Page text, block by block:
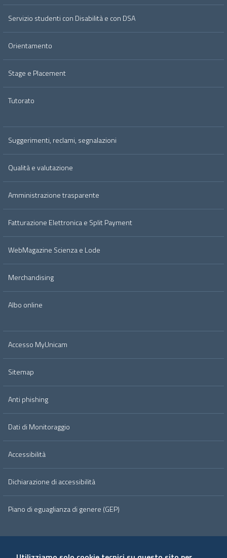
Servizio studenti con Disabilità e con DSA
Orientamento
Stage e Placement
Tutorato
Suggerimenti, reclami, segnalazioni
Qualità e valutazione
Amministrazione trasparente
Fatturazione Elettronica e Split Payment
WebMagazine Scienza e Lode
Merchandising
Albo online
Accesso MyUnicam
Sitemap
Anti phishing
Dati di Monitoraggio
Accessibilità
Dichiarazione di accessibilità
Piano di eguaglianza di genere (GEP)